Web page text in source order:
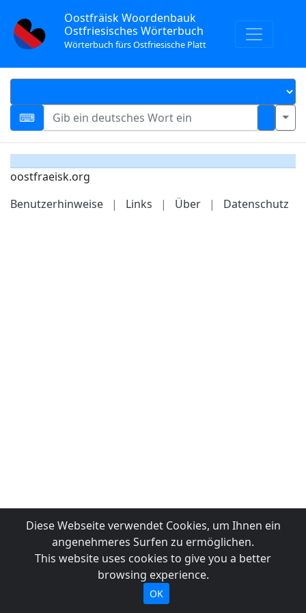
Oostfräisk Woordenbauk
Ostfriesisches Wörterbuch
Wörterbuch fürs Ostfriesische Platt
oostfraeisk.org
Benutzerhinweise
| Links | Über | Datenschutz
Diese Webseite verwendet Cookies, um Ihnen ein
angenehmeres Surfen zu ermöglichen.
This website uses cookies to give you a better
browsing experience.
OK